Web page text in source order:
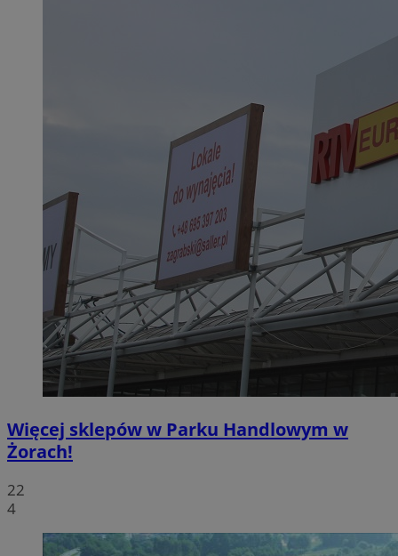
Więcej sklepów w Parku Handlowym w
Żorach!
22
4